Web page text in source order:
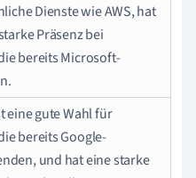
Dienste wie AWS, hat
Präsenz bei
bereits Microsoft-
eine gute Wahl für
bereits Google-
und hat eine starke